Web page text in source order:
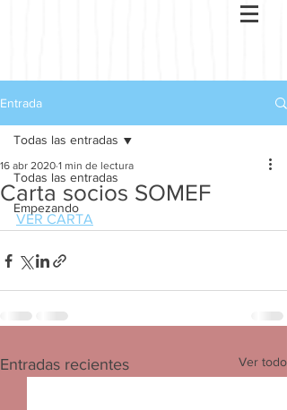
Entrada
Todas las entradas
Empezando
Todas las entradas
Carta socios SOMEF
16 abr 2020 1 min de lectura
VER CARTA
Entradas recientes Ver todo